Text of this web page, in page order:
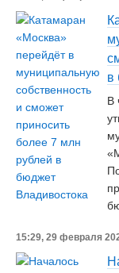
в
В
15:29, 29 февраля